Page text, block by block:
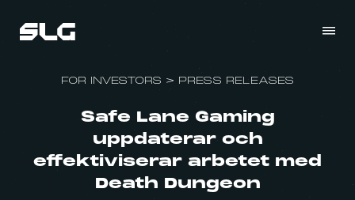
FOR INVESTORS > PRESS RELEASES
Safe Lane Gaming
uppdaterar och
effektiviserar arbetet med
Death Dungeon